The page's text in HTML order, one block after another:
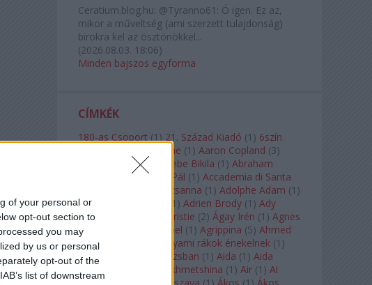
of your personal or
opt-out section to
you may
by us or personal
opt-out of the
list of downstream
Ceratium.blog.hu: @Tyranno61: Ó igen. Ez az,
mikor a műveltség (ami szerzett tulajdonság)
birokra kel az ösztönökkel...
(2026.08.03. 18:06)
Minden bajszos egyforma
CÍMKÉK
180-as Csoport (1 ) 21. Század Kiadó (1 ) 6szín
A. A. Milne (1 ) Aaron Copland (3)
Aaron Rosand ( Abebe Bikila (1 ) Abraham
Ábrahám Pál (1 ) Accademia di Santa
Ádám Zsuzsanna (1 ) Adolphe Adam (1 )
Adriana Lecouvreur
1 ) Adrien Brody (1 ) Ady
Endre
Agatha Christie (2) Ágay Irén (1 ) Agnes
Baltsa
Agnes Giebel (1 ) Agrippina (5) Ahmed
Szadavi
Ahol a folyami rákok énekelnek (1 )
Ahol a nap felkel Párizsban (1 ) Aida (1 ) Aida
Garifullina
Aigul Akhmetshina (1 ) Air (1 ) Ai